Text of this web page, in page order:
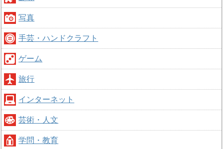
写真
手芸・ハンドクラフト
ゲーム
旅行
インターネット
芸術・人文
学問・教育